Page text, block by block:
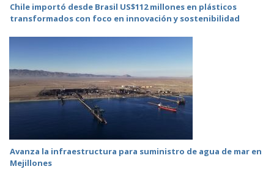
Chile importó desde Brasil US$112 millones en plásticos
transformados con foco en innovación y sostenibilidad
Avanza la infraestructura para suministro de agua de mar en
Mejillones